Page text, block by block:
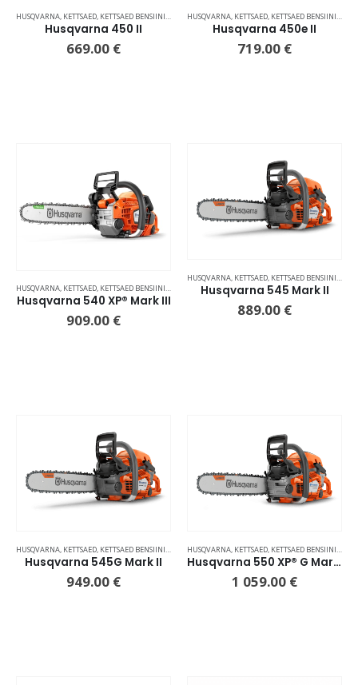
HUSQVARNA, KETTSAED, KETTSAED BENSIINIMOOTORIGA
Husqvarna 450 II
669.00 €
HUSQVARNA, KETTSAED, KETTSAED BENSIINIMOOTORIGA
Husqvarna 450e II
719.00 €
HUSQVARNA, KETTSAED, KETTSAED BENSIINIMOOTORIGA
Husqvarna 540 XP® Mark III
909.00 €
HUSQVARNA, KETTSAED, KETTSAED BENSIINIMOOTORIGA
Husqvarna 545 Mark II
889.00 €
HUSQVARNA, KETTSAED, KETTSAED BENSIINIMOOTORIGA
Husqvarna 545G Mark II
949.00 €
HUSQVARNA, KETTSAED, KETTSAED BENSIINIMOOTORIGA
Husqvarna 550 XP® G Mark II
1 059.00 €